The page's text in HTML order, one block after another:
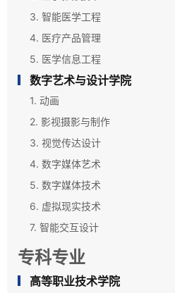
3. 智能医学工程
4. 医疗产品管理
5. 医学信息工程
数字艺术与设计学院
1. 动画
2. 影视摄影与制作
3. 视觉传达设计
4. 数字媒体艺术
5. 数字媒体技术
6. 虚拟现实技术
7. 智能交互设计
专科专业
高等职业技术学院